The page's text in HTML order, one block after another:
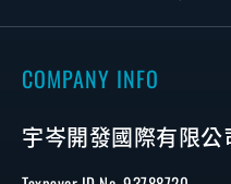
COMPANY INFO
宇岑開發國際有限公